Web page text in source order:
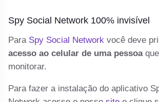
Spy Social Network 100% invisível
Para Spy Social Network você deve
acesso ao celular de uma pessoa
monitorar.
Para fazer a instalação do aplicativo